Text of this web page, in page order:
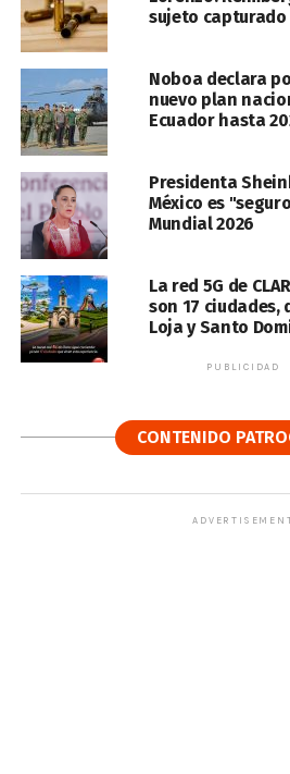
sujeto capturado
Noboa declara
nuevo plan
Ecuador hasta
Presidenta
México es
Mundial 2026
La red 5G de
son 17 ciudades,
Loja y Santo
PUBLICIDAD
CONTENIDO